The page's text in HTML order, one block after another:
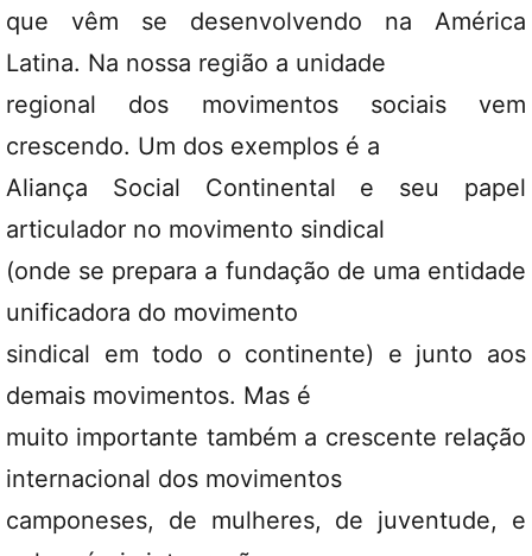
que vêm se desenvolvendo na América
Latina. Na nossa região a unidade
regional dos movimentos sociais vem
crescendo. Um dos exemplos é a
Aliança Social Continental e seu papel
articulador no movimento sindical
(onde se prepara a fundação de uma entidade
unificadora do movimento
sindical em todo o continente) e junto aos
demais movimentos. Mas é
muito importante também a crescente relação
internacional dos movimentos
camponeses, de mulheres, de juventude, e